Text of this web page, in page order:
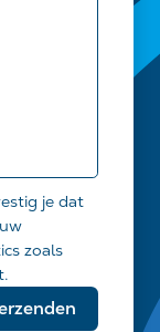
je dat
zoals